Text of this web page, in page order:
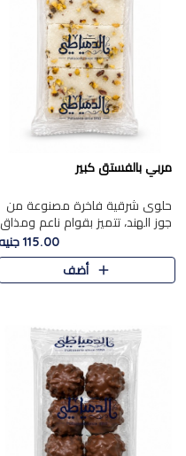
مربي بالفستق كبير
حلوى شرقية فاخرة مصنوعة من
جوز الهند، تتميز بقوام ناعم ومذاق
غني، وتزين بقطع من الفستق
الفاخر التي تضيف عليها قرمشة
115.00 جنيه
أضف